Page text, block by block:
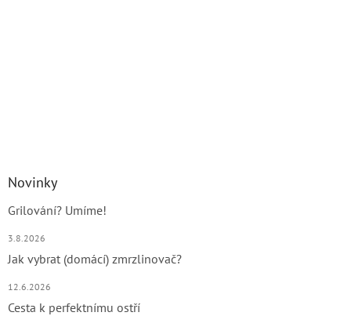
Novinky
Grilování? Umíme!
3.8.2026
Jak vybrat (domácí) zmrzlinovač?
12.6.2026
Cesta k perfektnímu ostří